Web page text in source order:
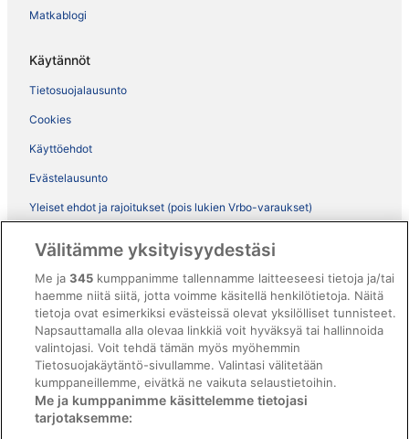
Matkablogi
Käytännöt
Tietosuojalausunto
Cookies
Käyttöehdot
Evästelausunto
Yleiset ehdot ja rajoitukset (pois lukien Vrbo-varaukset)
ebookers BONUS+ -ohjelman ehdot
Oikeudelliset tiedot / ota meihin yhteyttä
Sisältövaatimukset ja ilmoituksen tekeminen sisällöstä
Tuki
Ota yhteyttä
Välitämme yksityisyydestäsi
Me ja345 kumppanimme tallennamme laitteeseesi tietoja ja/tai
haemme niitä siitä, jotta voimme käsitellä henkilötietoja. Näitä
tietoja ovat esimerkiksi evästeissä olevat yksilölliset tunnisteet.
Napsauttamalla alla olevaa linkkiä voit hyväksyä tai hallinnoida
valintojasi. Voit tehdä tämän myös myöhemmin
Tietosuojakäytäntö-sivullamme. Valintasi välitetään
kumppaneillemme, eivätkä ne vaikuta selaustietoihin.
Me ja kumppanimme käsittelemme tietojasi
tarjotaksemme: